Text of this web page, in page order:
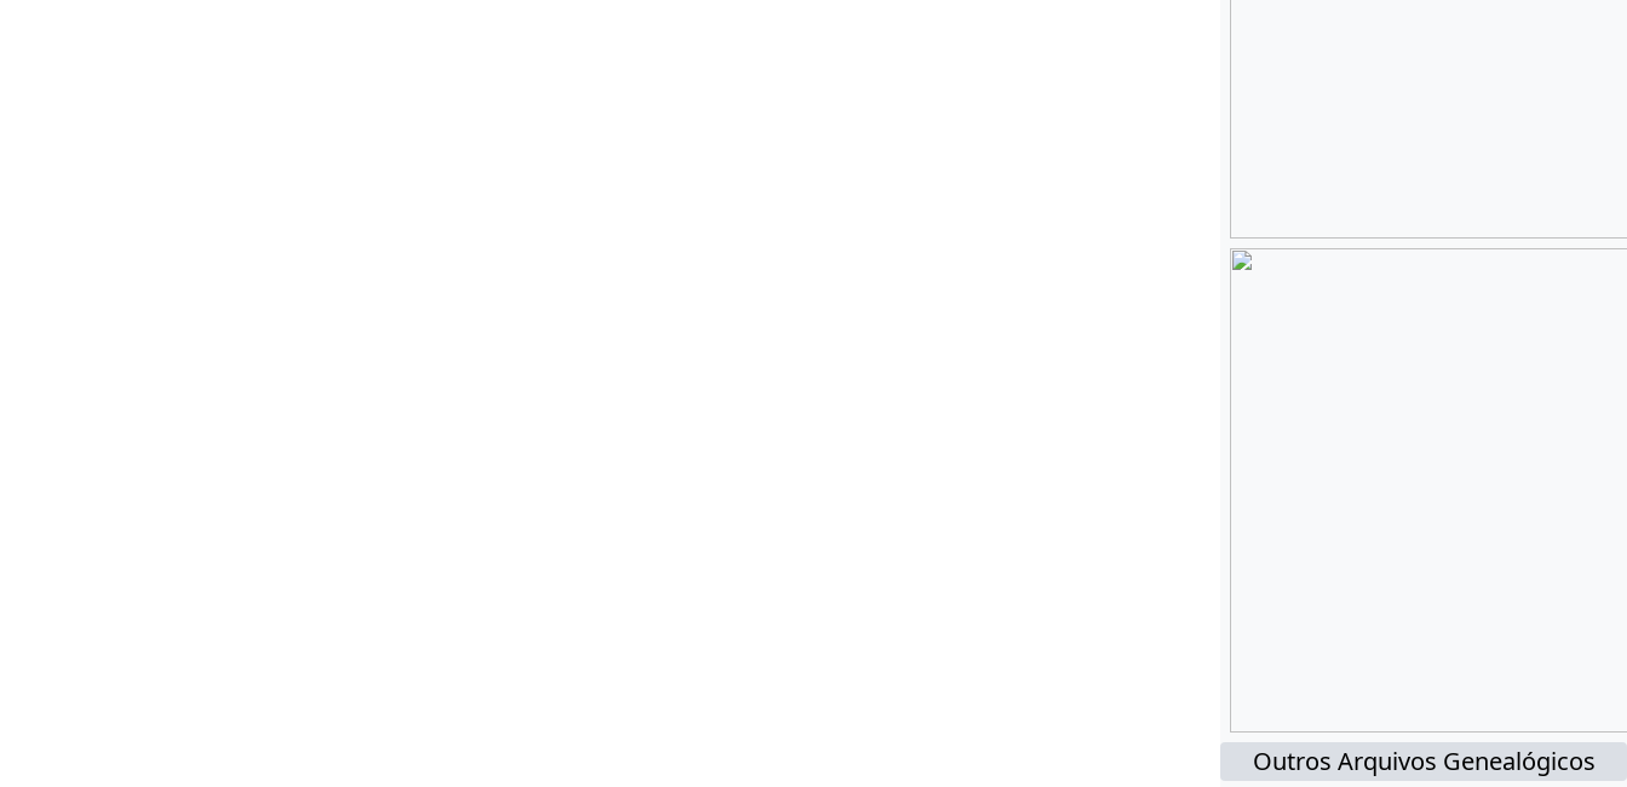
Outros Arquivos Genealógicos